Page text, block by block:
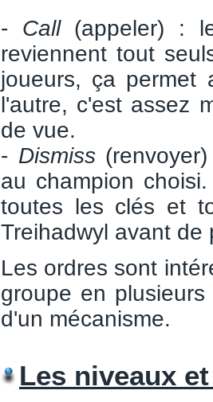
- Call(appeler) :
reviennent tout
joueurs, ça permet
l'autre, c'est assez
de vue.
- Dismiss(renvoyer)
au champion
toutes les clés et
Treihadwyl avant de
Les ordres sont
groupe en
d'un mécanisme.
Les niveaux